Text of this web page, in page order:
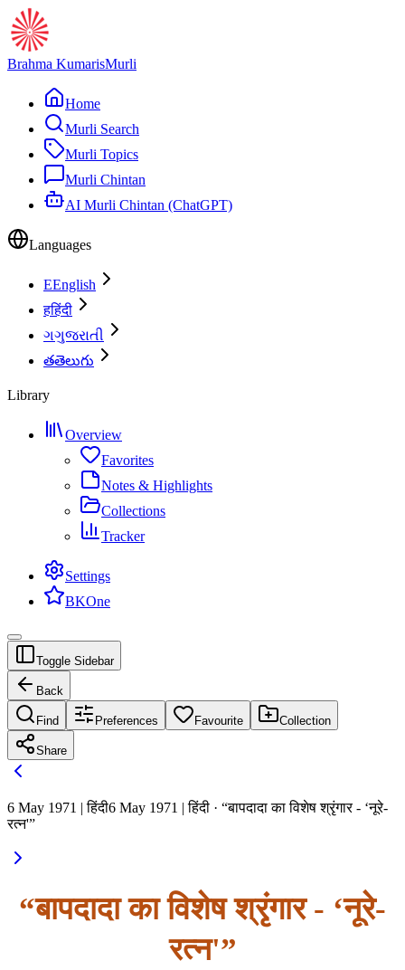
Brahma KumarisMurli
Home
Murli Search
Murli Topics
Murli Chintan
AI Murli Chintan (ChatGPT)
Languages
EEnglish
हहिंदी
ગગુજરાતી
తతెలుగు
Library
Overview
Favorites
Notes & Highlights
Collections
Tracker
Settings
BKOne
Toggle Sidebar
Back
Find Preferences Favourite Collection
Share
6 May 1971 | हिंदी6 May 1971 | हिंदी · “बापदादा का विशेष श्रृंगार - ‘नूरे-
रत्न'”
“बापदादा का विशेष श्रृंगार - ‘नूरे-
रत्न'”